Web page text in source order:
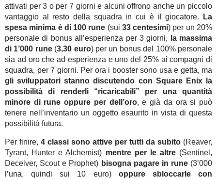
attivati per 3 o per 7 giorni e alcuni offrono anche un piccolo
vantaggio al resto della squadra in cui è il giocatore.
La
spesa minima è di 100 rune (sui 33 centesimi) per un 20%
personale di bonus all’esperienza per 3 giorni,
la massima
di 1’000 rune(3,30 euro) per un bonus del 100% personale
sia ad oro che ad esperienza e uno del 25% ai compagni di
squadra, per 7 giorni. Per ora i booster sono usa e getta, ma
gli sviluppatori stanno discutendo con Square Enix la
possibilità di renderli “ricaricabili” per una quantità
minore di rune oppure per dell’oro, e già da ora si può
tenere nell’inventario un oggetto esaurito in vista di questa
possibilità futura.
Per finire, 4 classi sono attive per tutti da subito (Reaver,
Tyrant, Hunter e Alchemist) mentre per le altre(Sentinel,
Deceiver, Scout e Prophet) bisogna pagare in rune(3’000
l’una, quindi sui 10 euro) oppure sbloccarle con